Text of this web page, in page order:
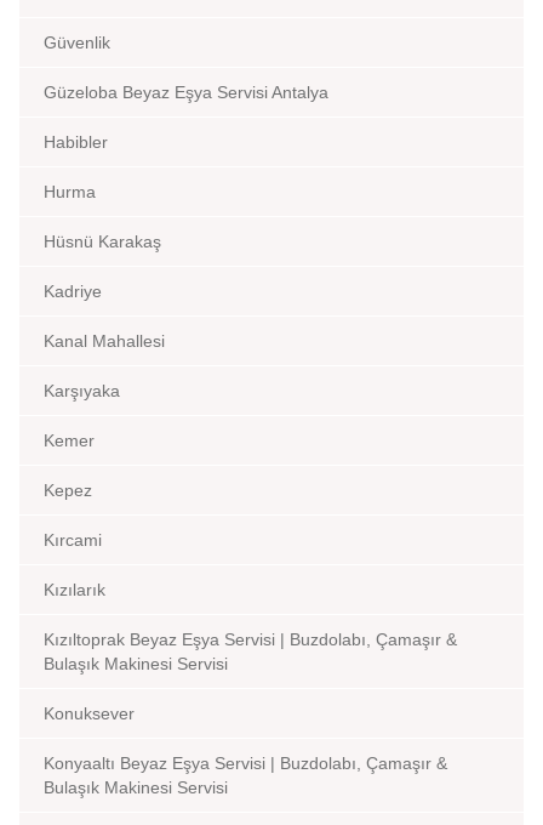
Güvenlik
Güzeloba Beyaz Eşya Servisi Antalya
Habibler
Hurma
Hüsnü Karakaş
Kadriye
Kanal Mahallesi
Karşıyaka
Kemer
Kepez
Kırcami
Kızılarık
Kızıltoprak Beyaz Eşya Servisi | Buzdolabı, Çamaşır &
Bulaşık Makinesi Servisi
Konuksever
Konyaaltı Beyaz Eşya Servisi | Buzdolabı, Çamaşır &
Bulaşık Makinesi Servisi